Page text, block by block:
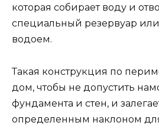
которая собирает воду и
специальный резервуар
водоем.
Такая конструкция по
дом, чтобы не допустить
фундамента и стен, и
определенным наклоном